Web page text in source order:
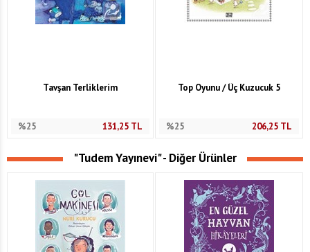
Tavşan Terliklerim
%25 131,25TL
Top Oyunu / Üç Kuzucuk 5
%25 206,25 TL
"Tudem Yayınevi" - Diğer Ürünler